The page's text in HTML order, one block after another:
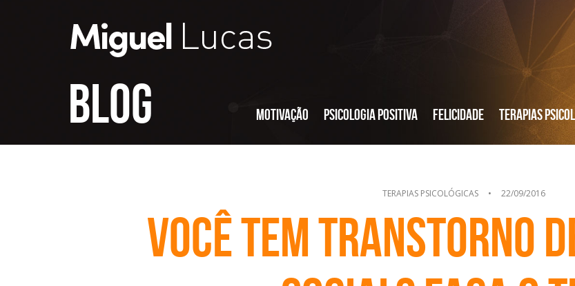
Blog Motivação Psicologia Positiva Felicidade Terapias
TERAPIAS PSICOLÓGICAS • 22/09/2016
Você tem transtorno